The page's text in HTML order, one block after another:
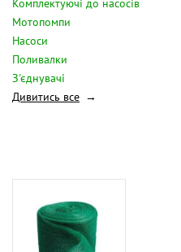
Комплектуючі до насосів
Мотопомпи
Насоси
Поливалки
З'єднувачі
Дивитись все